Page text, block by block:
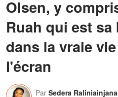
Olsen, y
Ruah qui est
dans la vraie
l'écran
Par Sedera